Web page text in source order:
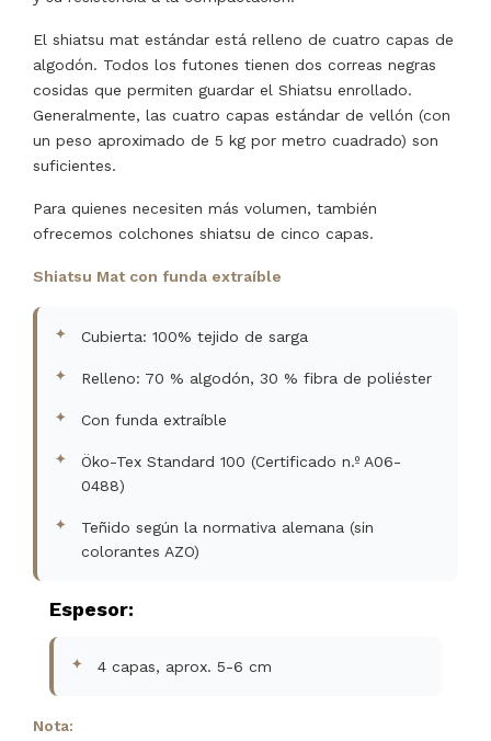
El shiatsu mat estándar está relleno de cuatro capas de
algodón. Todos los futones tienen dos correas negras
cosidas que permiten guardar el Shiatsu enrollado.
Generalmente, las cuatro capas estándar de vellón (con
un peso aproximado de 5 kg por metro cuadrado) son
suficientes.
Para quienes necesiten más volumen, también
ofrecemos colchones shiatsu de cinco capas.
Shiatsu Mat con funda extraíble
Cubierta: 100% tejido de sarga
Relleno: 70 % algodón, 30 % fibra de poliéster
Con funda extraíble
Öko-Tex Standard 100 (Certificado n.º A06-
0488)
Teñido según la normativa alemana (sin
colorantes AZO)
Espesor:
4 capas, aprox. 5-6 cm
Nota: